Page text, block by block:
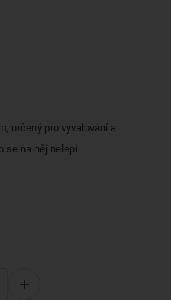
určený pro vyvalování a
se na něj nelepí.